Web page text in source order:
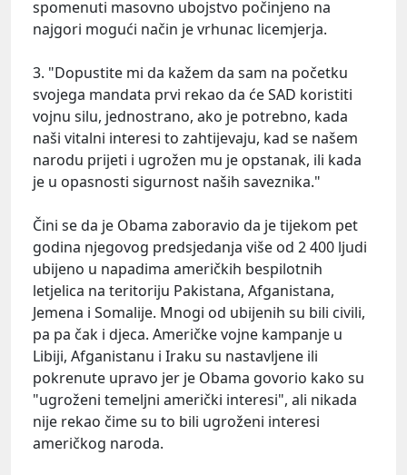
spomenuti masovno ubojstvo počinjeno na
najgori mogući način je vrhunac licemjerja.
3. "Dopustite mi da kažem da sam na početku
svojega mandata prvi rekao da će SAD koristiti
vojnu silu, jednostrano, ako je potrebno, kada
naši vitalni interesi to zahtijevaju, kad se našem
narodu prijeti i ugrožen mu je opstanak, ili kada
je u opasnosti sigurnost naših saveznika."
Čini se da je Obama zaboravio da je tijekom pet
godina njegovog predsjedanja više od 2 400 ljudi
ubijeno u napadima američkih bespilotnih
letjelica na teritoriju Pakistana, Afganistana,
Jemena i Somalije. Mnogi od ubijenih su bili civili,
pa pa čak i djeca. Američke vojne kampanje u
Libiji, Afganistanu i Iraku su nastavljene ili
pokrenute upravo jer je Obama govorio kako su
"ugroženi temeljni američki interesi", ali nikada
nije rekao čime su to bili ugroženi interesi
američkog naroda.